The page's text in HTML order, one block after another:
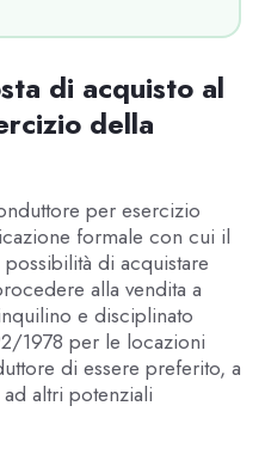
di acquisto al
della
per esercizio
formale con cui il
di acquistare
alla vendita a
e disciplinato
1978 per le locazioni
di essere preferito, a
altri potenziali